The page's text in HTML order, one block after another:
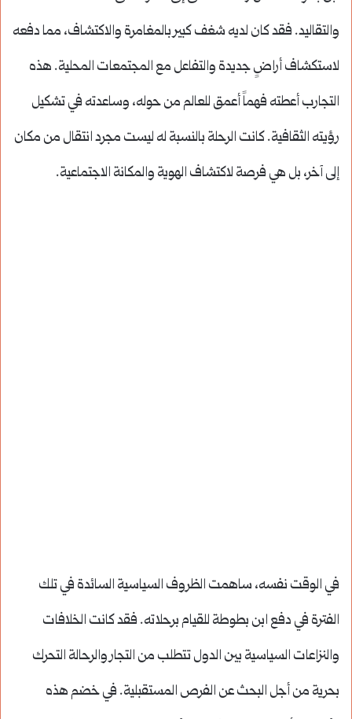
والتقاليد. فقد كان لديه شغف كبير بالمغامرة والاكتشاف، مما دفعه
لاستكشاف أراضٍ جديدة والتفاعل مع المجتمعات المحلية. هذه
التجارب أعطته فهماً أعمق للعالم من حوله، وساعدته في تشكيل
رؤيته الثقافية. كانت الرحلة بالنسبة له ليست مجرد انتقال من مكان
إلى آخر، بل هي فرصة لاكتشاف الهوية والمكانة الاجتماعية.
في الوقت نفسه، ساهمت الظروف السياسية السائدة في تلك
الفترة في دفع ابن بطوطة للقيام برحلاته. فقد كانت الخلافات
والنزاعات السياسية بين الدول تتطلب من التجار والرحالة التحرك
بحرية من أجل البحث عن الفرص المستقبلية. في خضم هذه